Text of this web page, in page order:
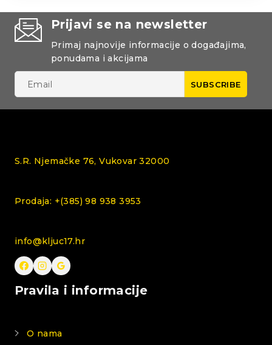
Prijavi se na newsletter
Primaj najnovije informacije o događajima,
ponudama i akcijama
S.R. Njemačke 76, Vukovar 32000
Prodaja: +(385) 98 938 3953
info@kljuc17.hr
Pravila i informacije
O nama